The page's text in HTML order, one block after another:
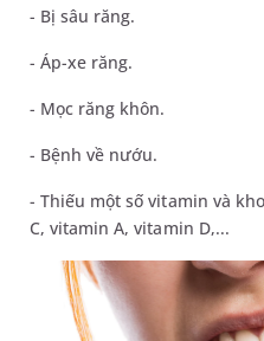
- Bị sâu răng.
- Áp-xe răng.
- Mọc răng khôn.
- Bệnh về nướu.
- Thiếu một số vitamin và
C, vitamin A, vitamin D,...